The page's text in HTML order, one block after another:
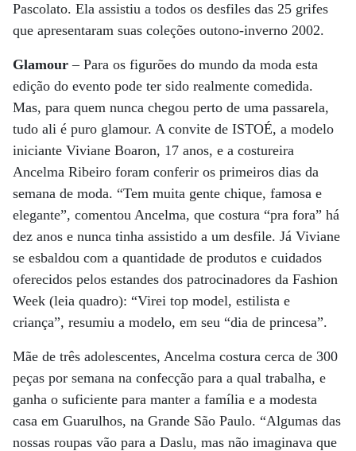
Pascolato. Ela assistiu a todos os desfiles das 25 grifes
que apresentaram suas coleções outono-inverno 2002.
Glamour – Para os figurões do mundo da moda esta
edição do evento pode ter sido realmente comedida.
Mas, para quem nunca chegou perto de uma passarela,
tudo ali é puro glamour. A convite de ISTOÉ, a modelo
iniciante Viviane Boaron, 17 anos, e a costureira
Ancelma Ribeiro foram conferir os primeiros dias da
semana de moda. “Tem muita gente chique, famosa e
elegante”, comentou Ancelma, que costura “pra fora” há
dez anos e nunca tinha assistido a um desfile. Já Viviane
se esbaldou com a quantidade de produtos e cuidados
oferecidos pelos estandes dos patrocinadores da Fashion
Week (leia quadro): “Virei top model, estilista e
criança”, resumiu a modelo, em seu “dia de princesa”.
Mãe de três adolescentes, Ancelma costura cerca de 300
peças por semana na confecção para a qual trabalha, e
ganha o suficiente para manter a família e a modesta
casa em Guarulhos, na Grande São Paulo. “Algumas das
nossas roupas vão para a Daslu, mas não imaginava que